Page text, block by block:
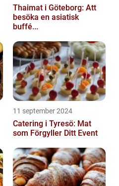
Thaimat i Göteborg: Att
besöka en asiatisk
buffé...
11 september 2024
Catering i Tyresö: Mat
som Förgyller Ditt Event